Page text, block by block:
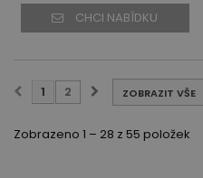
CHCI NABÍDKU
ZOBRAZIT VŠE
1 2
Zobrazeno 1 – 28 z 55 položek